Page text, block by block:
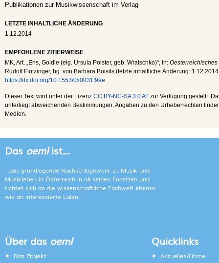
Publikationen zur Musikwissenschaft im Verlag
LETZTE INHALTLICHE ÄNDERUNG
1.12.2014
EMPFOHLENE ZITIERWEISE
MK , Art. „Ens, Goldie (eig. Ursula Polster, geb. Wratschko)“, in:
Rudolf Flotzinger, hg. von Barbara Boisits (letzte inhaltliche Änderung: 1.12.2014
https://dx.doi.org/10.1553/0x0031f9ae
Dieser Text wird unter der Lizenz CC BY-NC-SA 3.0 AT zur Verfügung gestellt.
unterliegt abweichenden Bestimmungen; Angaben zu den Urheberrechten
Medien.
Das oemlist...
...das grundlegende Nachschlagewerk zu Musik und
Musikleben in Österreich in all seinen Facetten und
richtet sich an die wissenschaftliche Fachwelt ebenso
wie an interessierte Laien.
Über das oeml
Das Projekt
Quicklinks
Aktuelles/Home